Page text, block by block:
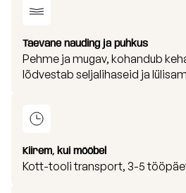
Taevane nauding ja puhkus
Pehme ja mugav, kohandub
lõdvestab seljalihaseid ja
Kiirem, kui mööbel
Kott-tooli transport, 3-5